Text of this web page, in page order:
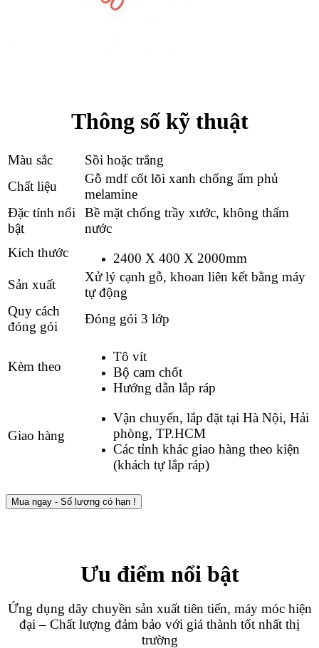
Thông số kỹ thuật
Màu sắc
Sồi hoặc trắng
Chất liệu
Gỗ mdf cốt lõi xanh chống ẩm phủ
melamine
Đặc tính nổi
bật
Bề mặt chống trầy xước, không thấm
nước
Kích thước
2400 X 400 X 2000mm
Sản xuất
Xử lý cạnh gỗ, khoan liên kết bằng máy
tự động
Quy cách
đóng gói
Đóng gói 3 lớp
Kèm theo
Tô vít
Bộ cam chốt
Hướng dẫn lắp ráp
Giao hàng
Vận chuyển, lắp đặt tại Hà Nội, Hải
phòng, TP.HCM
Các tỉnh khác giao hàng theo kiện
(khách tự lắp ráp)
Mua ngay - Số lượng có hạn !
Ưu điểm nổi bật
Ứng dụng dây chuyền sản xuất tiên tiến, máy móc hiện
đại – Chất lượng đảm bảo với giá thành tốt nhất thị
trường